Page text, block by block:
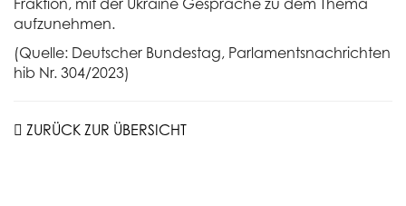
Fraktion, mit der Ukraine Gespräche zu dem Thema
aufzunehmen.
(Quelle: Deutscher Bundestag, Parlamentsnachrichten
hib Nr. 304/2023)
ZURÜCK ZUR ÜBERSICHT